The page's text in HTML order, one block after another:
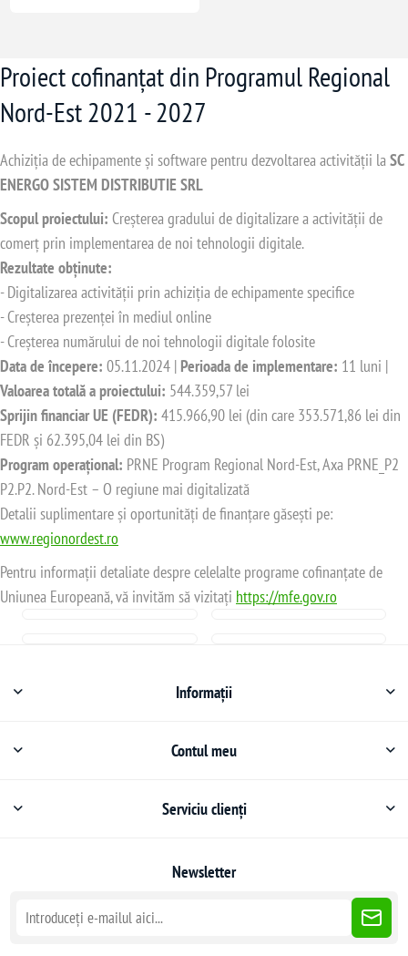
Proiect cofinanțat din Programul Regional
Nord-Est 2021 - 2027
Achiziția de echipamente și software pentru dezvoltarea activității la SC
ENERGO SISTEM DISTRIBUTIE SRL
Scopul proiectului: Creșterea gradului de digitalizare a activității de
comerț prin implementarea de noi tehnologii digitale.
Rezultate obținute:
- Digitalizarea activității prin achiziția de echipamente specifice
- Creșterea prezenței în mediul online
- Creșterea numărului de noi tehnologii digitale folosite
Data de începere: 05.11.2024 | Perioada de implementare: 11 luni |
Valoarea totală a proiectului: 544.359,57 lei
Sprijin financiar UE (FEDR): 415.966,90 lei (din care 353.571,86 lei din
FEDR și 62.395,04 lei din BS)
Program operațional: PRNE Program Regional Nord-Est, Axa PRNE_P2
P2.P2. Nord-Est – O regiune mai digitalizată
Detalii suplimentare și oportunități de finanțare găsești pe:
www.regionordest.ro
Pentru informații detaliate despre celelalte programe cofinanțate de
Uniunea Europeană, vă invităm să vizitați https://mfe.gov.ro
Informații
Contul meu
Serviciu clienți
Newsletter